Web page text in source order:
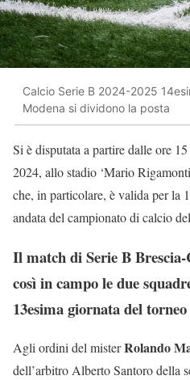
Calcio Serie B 2024-2025
Modena si dividono la posta
Si è disputata a partire dalle ore
2024, allo stadio ‘Mario
che, in particolare, è valida per la
andata del campionato di calcio
Il match di Serie B
così in campo le due
13esima giornata del
Agli ordini del misterRolando
dell’arbitro Alberto Santoro della